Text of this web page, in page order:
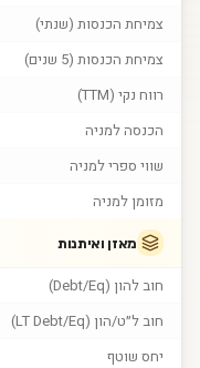
צמיחת הכנסות (שנתי)
צמיחת הכנסות (5 שנים)
רווח נקי (TTM)
הכנסה למניה
שווי ספרי למניה
מזומן למניה
מאזן ואיתנות
חוב להון (Debt/Eq)
חוב ל״ט/הון (LT Debt/Eq)
יחס שוטף